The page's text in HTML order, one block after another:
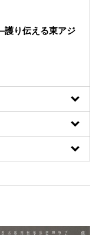
り伝える東アジ